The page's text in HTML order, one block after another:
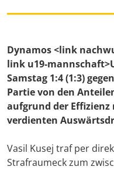
Dynamos <link
link u19-
Samstag 1:4 (1:3)
Partie von den
aufgrund der Effizienz
verdienten
Vasil Kusej traf per
Strafraumeck zum